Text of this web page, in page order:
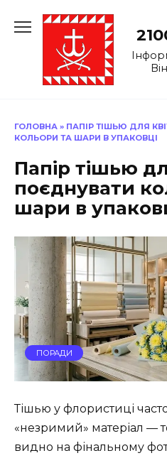
до
ГОЛОВНА » ПАПІР ТІШЬЮ ДЛЯ
КОЛЬОРИ ТА ШАРИ В УПАКОВЦІ
Папір тішью
поєднувати
шари в
ПОРАДИ
Тішью у флористиці
«незримий» матеріал —
видно на фінальному